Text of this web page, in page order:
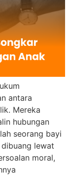
antara
Mereka
hubungan
seorang bayi
lewat
moral,